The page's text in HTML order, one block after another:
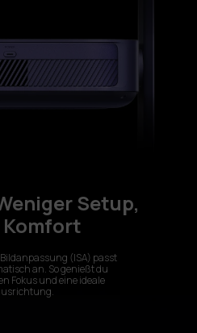
Setup,
Komfort
(ISA) passt
an. So genießt du
Fokus und eine ideale